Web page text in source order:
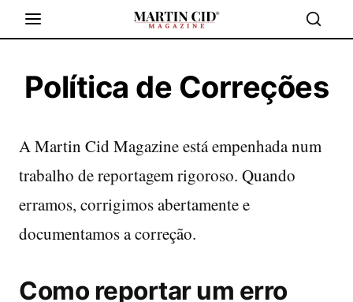
Política de Correções
A Martin Cid Magazine está empenhada num
trabalho de reportagem rigoroso. Quando
erramos, corrigimos abertamente e
documentamos a correção.
Como reportar um erro